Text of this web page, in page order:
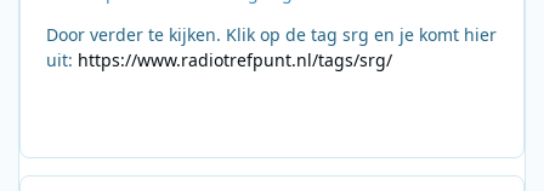
Door verder te kijken. Klik op de tag srg en je komt hier
uit: https://www.radiotrefpunt.nl/tags/srg/